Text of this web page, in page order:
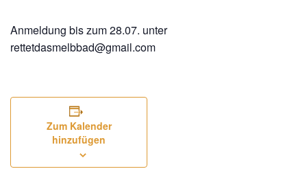
Anmeldung bis zum 28.07. unter
rettetdasmelbbad@gmail.com
Zum Kalender
hinzufügen